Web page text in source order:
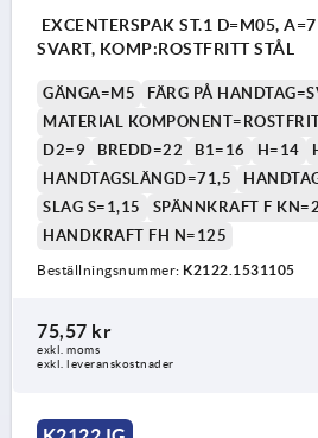
EXCENTERSPAK ST.1 D=M05,
SVART, KOMP:ROSTFRITT STÅL
GÄNGA=M5
FÄRG PÅ
MATERIAL
D2=9
BREDD=22 B1=16 H=14
HANDTAGSLÄNGD=71,5
SLAG S=1,15
SPÄNNKRAFT F
HANDKRAFT FH N=125
Beställningsnummer: K2122.1531105
75,57 kr
exkl. moms
exkl. leveranskostnader